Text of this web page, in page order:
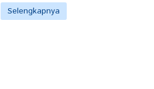
Selengkapnya